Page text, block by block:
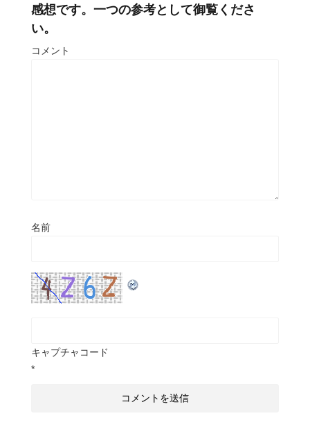
感想です。一つの参考として御覧くださ
い。
コメント
名前
キャプチャコード
*